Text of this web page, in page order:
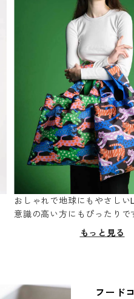
おしゃれで地球にもやさしい
意識の高い方にもぴったりで
もっと見る
フード